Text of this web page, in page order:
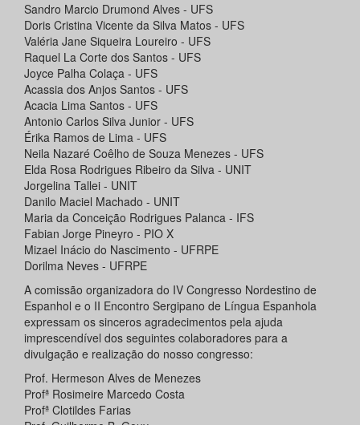
Sandro Marcio Drumond Alves - UFS
Doris Cristina Vicente da Silva Matos - UFS
Valéria Jane Siqueira Loureiro - UFS
Raquel La Corte dos Santos - UFS
Joyce Palha Colaça - UFS
Acassia dos Anjos Santos - UFS
Acacia Lima Santos - UFS
Antonio Carlos Silva Junior - UFS
Érika Ramos de Lima - UFS
Neila Nazaré Coêlho de Souza Menezes - UFS
Elda Rosa Rodrigues Ribeiro da Silva - UNIT
Jorgelina Tallei - UNIT
Danilo Maciel Machado - UNIT
Maria da Conceição Rodrigues Palanca - IFS
Fabian Jorge Pineyro - PIO X
Mizael Inácio do Nascimento - UFRPE
Dorilma Neves - UFRPE
A comissão organizadora do IV Congresso Nordestino de
Espanhol e o II Encontro Sergipano de Língua Espanhola
expressam os sinceros agradecimentos pela ajuda
imprescendível dos seguintes colaboradores para a
divulgação e realização do nosso congresso:
Prof. Hermeson Alves de Menezes
Profª Rosimeire Marcedo Costa
Profª Clotildes Farias